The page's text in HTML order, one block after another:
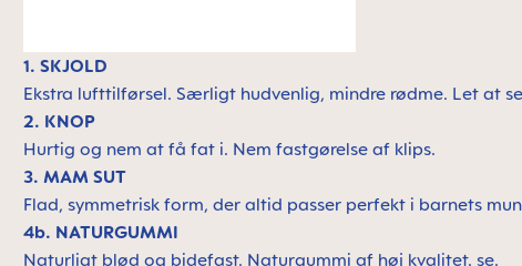
1. SKJOLD
Ekstra lufttilførsel. Særligt hudvenlig, mindre rødme. Let at
2. KNOP
Hurtig og nem at få fat i. Nem fastgørelse af klips.
3. MAM SUT
Flad, symmetrisk form, der altid passer perfekt i barnets
4b. NATURGUMMI
Naturligt blød og bidefast. Naturgummi af høj kvalitet. se.